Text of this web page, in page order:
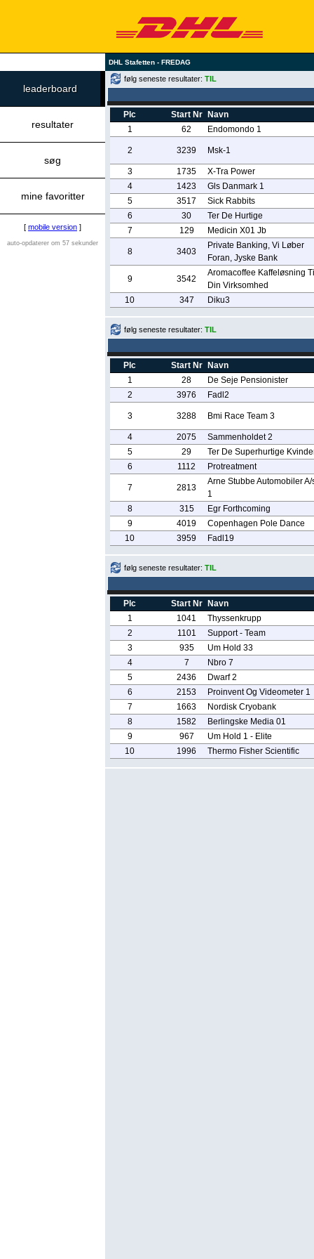
DHL Stafetten - FREDAG
leaderboard
resultater
søg
mine favoritter
[ mobile version ]
auto-opdaterer om 57 sekunder
følg seneste resultater: TIL
Plc Start Nr
Navn
1
62 Endomondo 1
2 3239 Msk-1
3 1735
X-Tra Power
4
1423
Gls Danmark 1
5
3517
Sick Rabbits
6
30
Ter De Hurtige
7
129 Medicin X01 Jb
8 3403
Private Banking, Vi Løber
Foran, Jyske Bank
9 3542
Aromacoffee Kaffeløsning
Din Virksomhed
10
347 Diku3
følg seneste resultater: TIL
Plc Start Nr
Navn
1
28
De Seje Pensionister
2
3976 Fadl2
3 3288 Bmi Race Team 3
4 2075
Sammenholdet 2
5
29
Ter De Superhurtige
6
1112 Protreatment
7 2813
Arne Stubbe Automobiler A/
1
8
315
Egr Forthcoming
9
4019
Copenhagen Pole Dance
10
3959 Fadl19
følg seneste resultater: TIL
Plc Start Nr
Navn
1
1041
Thyssenkrupp
2
1101
Support - Team
3
935
Um Hold 33
4
7
Nbro 7
5
2436
Dwarf 2
6
2153
Proinvent Og Videometer 1
7
1663
Nordisk Cryobank
8
1582
Berlingske Media 01
9
967
Um Hold 1 - Elite
10
1996 Thermo Fisher Scientific